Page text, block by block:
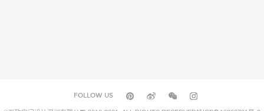
餐饮 餐饮
FOLLOW US